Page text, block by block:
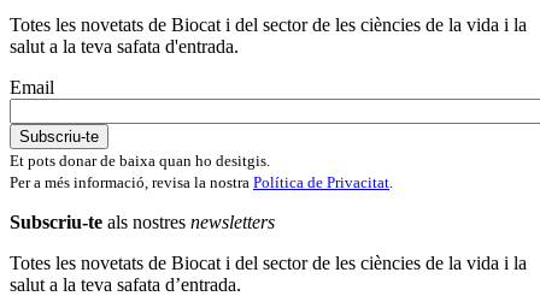
Totes les novetats de Biocat i del sector de les ciències de la vida i la
salut a la teva safata d'entrada.
Email
Et pots donar de baixa quan ho desitgis.
Per a més informació, revisa la nostra Política de Privacitat
Subscriu-te als nostres newsletters
Totes les novetats de Biocat i del sector de les ciències de la vida i la
salut a la teva safata d’entrada.